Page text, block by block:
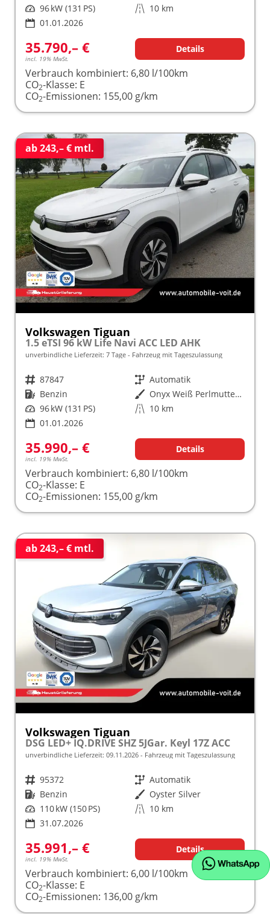
Leistung 96 kW (131 PS) Kilometerstand 10 km
01.01.2026
35.790,– €
incl. 19% MwSt.
Details
Verbrauch kombiniert: 6,80 l/100km
CO2-Klasse: E
CO2-Emissionen: 155,00 g/km
ab 243,– € mtl.
Volkswagen Tiguan
1.5 eTSI 96 kW Life Navi ACC LED AHK
unverbindliche Lieferzeit: 7 Tage Fahrzeug mit Tageszulassung
Fahrzeugnr. 87847 Getriebe Automatik
Kraftstoff Benzin Außenfarbe
Onyx Weiß Perlmutteffekt
Leistung 96 kW (131 PS) Kilometerstand 10 km
01.01.2026
35.990,– €
incl. 19% MwSt.
Details
Verbrauch kombiniert: 6,80 l/100km
CO2-Klasse: E
CO2-Emissionen: 155,00 g/km
ab 243,– € mtl.
Volkswagen Tiguan
DSG LED+ IQ.DRIVE SHZ 5JGar. Keyl 17Z ACC
unverbindliche Lieferzeit: 09.11.2026 Fahrzeug mit Tageszulassung
Fahrzeugnr. 95372 Getriebe Automatik
Kraftstoff Benzin Außenfarbe Oyster Silver
Leistung 110 kW (150 PS) Kilometerstand 10 km
31.07.2026
35.991,– €
incl. 19% MwSt.
Details
Verbrauch kombiniert: 6,00 l/100km
CO2-Klasse: E
CO2-Emissionen: 136,00 g/km